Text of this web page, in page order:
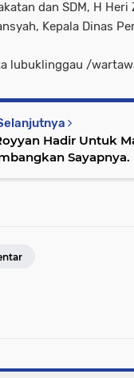
dan SDM, H
Kepala Dinas
lubuklinggau /
Hadir Untuk
Sayapnya.